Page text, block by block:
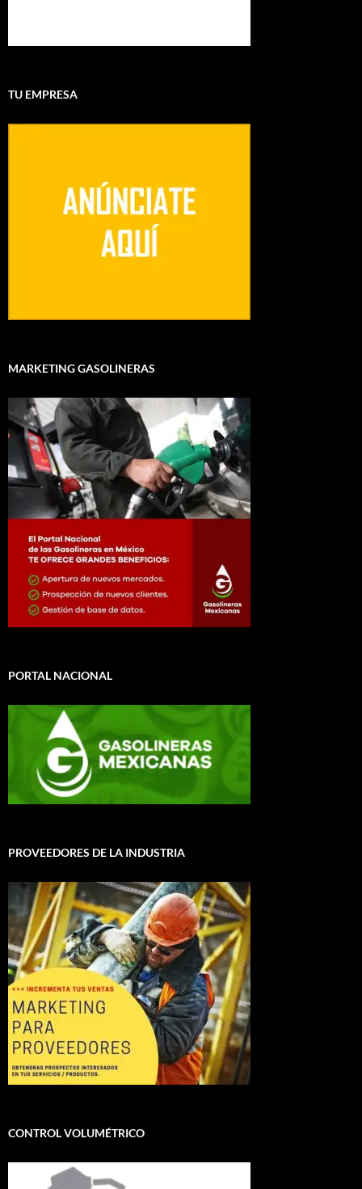
TU EMPRESA
MARKETING GASOLINERAS
PORTAL NACIONAL
PROVEEDORES DE LA INDUSTRIA
CONTROL VOLUMÉTRICO